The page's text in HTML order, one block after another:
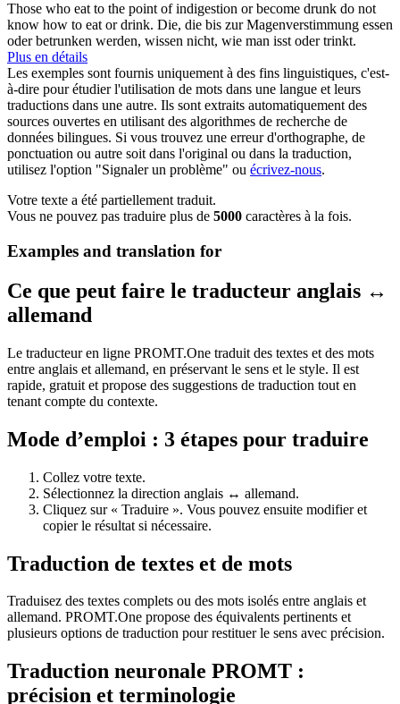
Those who eat to the point ofindigestion or become drunk do not
know how to eat or drink. Die, die bis zurMagenverstimmung essen
oder betrunken werden, wissen nicht, wie man isst oder trinkt.
Plus en détails
Les exemples sont fournis uniquement à des fins linguistiques, c'est-
à-dire pour étudier l'utilisation de mots dans une langue et leurs
traductions dans une autre. Ils sont extraits automatiquement des
sources ouvertes en utilisant des algorithmes de recherche de
données bilingues. Si vous trouvez une erreur d'orthographe, de
ponctuation ou autre soit dans l'original ou dans la traduction,
utilisez l'option "Signaler un problème" ou écrivez-nous.
Votre texte a été partiellement traduit.
Vous ne pouvez pas traduire plus de 5000 caractères à la fois.
Examples and translation for
Ce que peut faire le traducteur anglais ↔
allemand
Le traducteur en ligne PROMT.One traduit des textes et des mots
entre anglais et allemand, en préservant le sens et le style. Il est
rapide, gratuit et propose des suggestions de traduction tout en
tenant compte du contexte.
Mode d’emploi : 3 étapes pour traduire
Collez votre texte.
Sélectionnez la direction anglais ↔ allemand.
Cliquez sur « Traduire ». Vous pouvez ensuite modifier et
copier le résultat si nécessaire.
Traduction de textes et de mots
Traduisez des textes complets ou des mots isolés entre anglais et
allemand. PROMT.One propose des équivalents pertinents et
plusieurs options de traduction pour restituer le sens avec précision.
Traduction neuronale PROMT :
précision et terminologie